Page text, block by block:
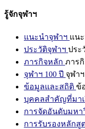
รู้จักจุฬาฯ
แนะนำจุฬาฯ แน
ประวัติจุฬาฯ ประ
ภารกิจหลัก ภาร
จุฬาฯ 100 ปี จุฬาฯ
ข้อมูลและสถิติ ข้
บุคคลสำคัญที่มา
การจัดอันดับมหา
การรับรองหลักสู